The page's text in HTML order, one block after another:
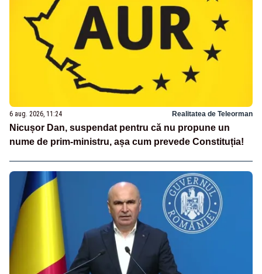
6 aug. 2026, 11:24 Realitatea de Teleorman
Nicușor Dan, suspendat pentru că nu propune un
nume de prim-ministru, așa cum prevede Constituția!